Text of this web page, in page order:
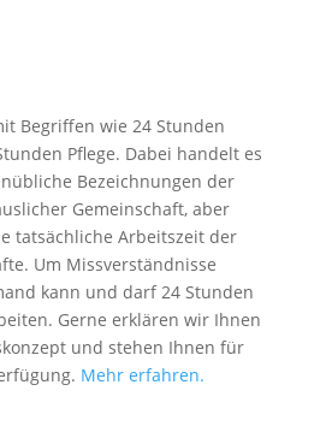
Begriffen wie 24 Stunden
Pflege. Dabei handelt es
Bezeichnungen der
Gemeinschaft, aber
tatsächliche Arbeitszeit der
Um Missverständnisse
kann und darf 24 Stunden
Gerne erklären wir Ihnen
und stehen Ihnen für
Mehr erfahren.